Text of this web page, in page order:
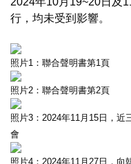
行，均未受到影響。
照片1：聯合聲明書第1頁
照片2：聯合聲明書第2頁
照片3：2024年11月15日，
會
照片4：2024年11月27日，向